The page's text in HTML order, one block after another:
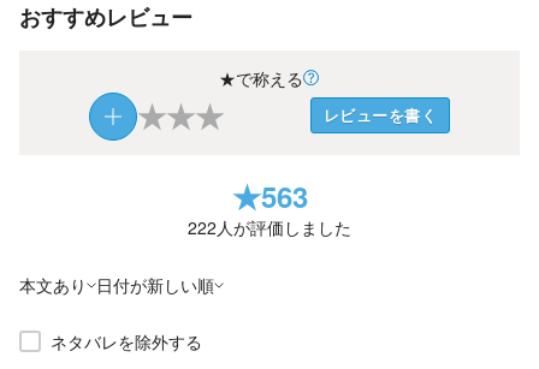
おすすめレビュー
★で称える
★★★ レビューを書く
★563
222人が評価しました
本文あり 日付が新しい順
ネタバレを除外する